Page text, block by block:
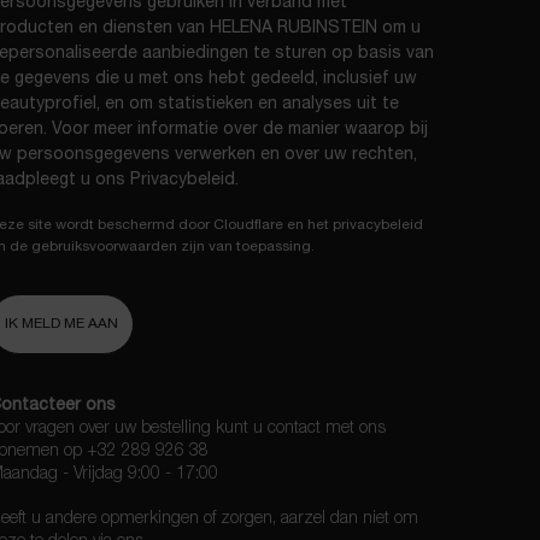
en diensten van HELENA RUBINSTEIN om u
aanbiedingen te sturen op basis van
gegevens die u met ons hebt gedeeld, inclusief uw
en om statistieken en analyses uit te
Voor meer informatie over de manier waarop bij
persoonsgegevens verwerken en over uw rechten,
u ons Privacybeleid .
site wordt beschermd door Cloudflare en het privacybeleid
de gebruiksvoorwaarden zijn van toepassing.
IK MELD ME AAN
ons
vragen over uw bestelling kunt u contact met ons
op +32 289 926 38
- Vrijdag 9:00 - 17:00​
u andere opmerkingen of zorgen, aarzel dan niet om